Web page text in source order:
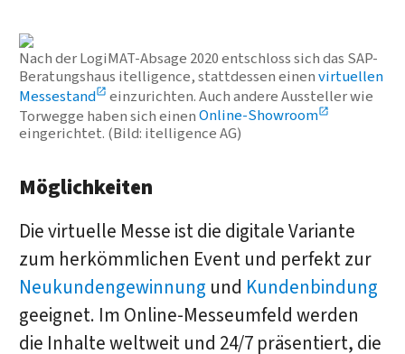
Nach der LogiMAT-Absage 2020 entschloss sich das SAP-
Beratungshaus itelligence, stattdessen einenvirtuellen
Messestand
einzurichten. Auch andere Aussteller wie
Torwegge haben sich einenOnline-Showroom
eingerichtet. (Bild: itelligence AG)
Möglichkeiten
Die virtuelle Messe ist die digitale Variante
zum herkömmlichen Event und perfekt zur
Neukundengewinnung und Kundenbindung
geeignet. Im Online-Messeumfeld werden
die Inhalte weltweit und 24/7 präsentiert, die